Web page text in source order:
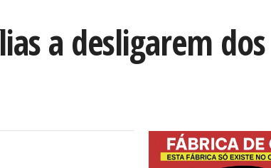
a desligarem